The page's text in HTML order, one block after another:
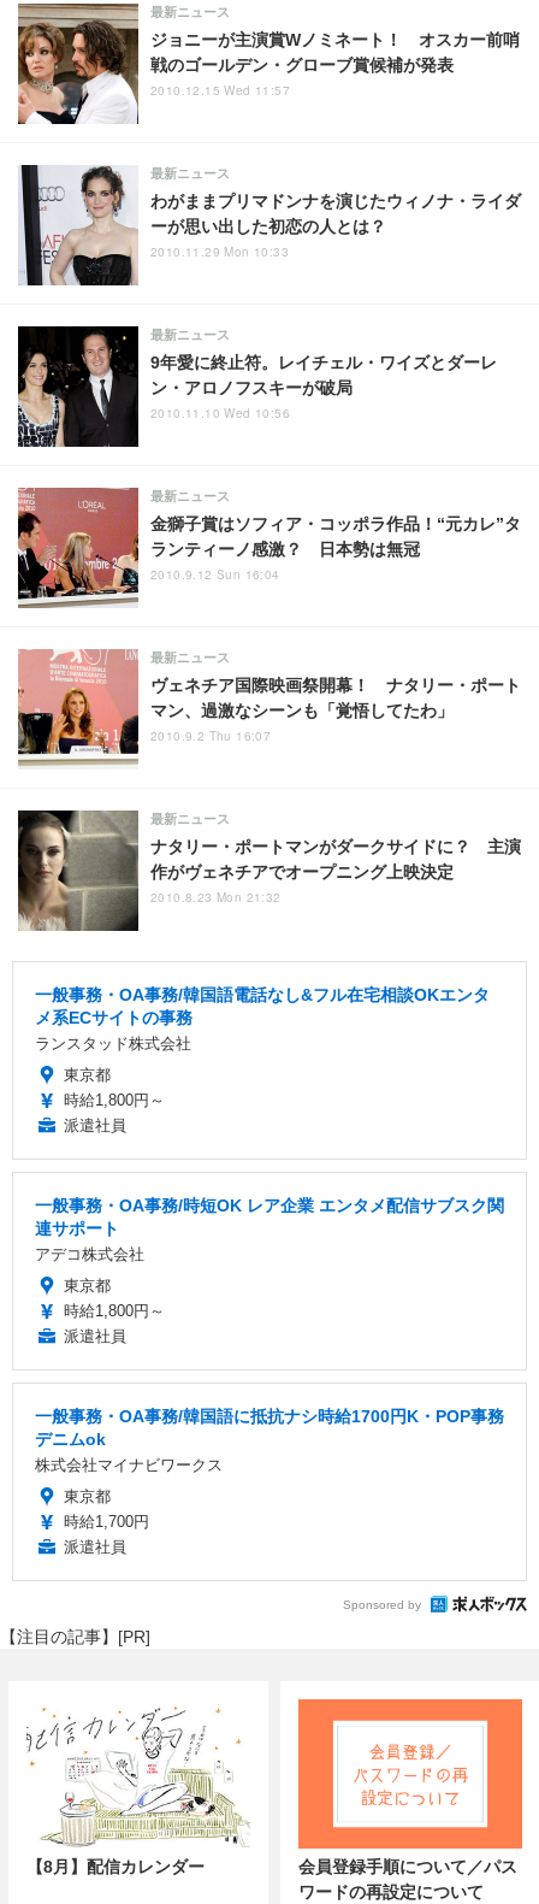
ジョニーが主演賞Wノミネート！ オスカー前哨
戦のゴールデン・グローブ賞候補が発表
最新ニュース
2010.12.15 Wed 11:57
わがままプリマドンナを演じたウィノナ・ライダ
ーが思い出した初恋の人とは？
最新ニュース
2010.11.29 Mon 10:33
9年愛に終止符。レイチェル・ワイズとダーレ
ン・アロノフスキーが破局
最新ニュース
2010.11.10 Wed 10:56
金獅子賞はソフィア・コッポラ作品！“元カレ”タ
ランティーノ感激？ 日本勢は無冠
最新ニュース
2010.9.12 Sun 16:04
ヴェネチア国際映画祭開幕！ ナタリー・ポート
マン、過激なシーンも「覚悟してたわ」
最新ニュース
2010.9.2 Thu 16:07
ナタリー・ポートマンがダークサイドに？ 主演
作がヴェネチアでオープニング上映決定
最新ニュース
2010.8.23 Mon 21:32
一般事務・OA事務/韓国語電話なし&フル在宅相談OKエンタ
メ系ECサイトの事務
ランスタッド株式会社
東京都
時給1,800円～
派遣社員
一般事務・OA事務/時短OK レア企業 エンタメ配信サブスク関
連サポート
アデコ株式会社
東京都
時給1,800円～
派遣社員
一般事務・OA事務/韓国語に抵抗ナシ時給1700円K・POP事務
デニムok
株式会社マイナビワークス
東京都
時給1,700円
派遣社員
Sponsored by
【注目の記事】[PR]
【8月】配信カレンダー
会員登録手順について／パス
ワードの再設定について